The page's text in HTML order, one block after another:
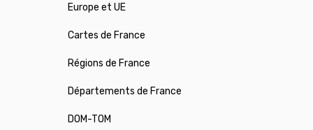
Europe et UE
Cartes de France
Régions de France
Départements de France
DOM-TOM